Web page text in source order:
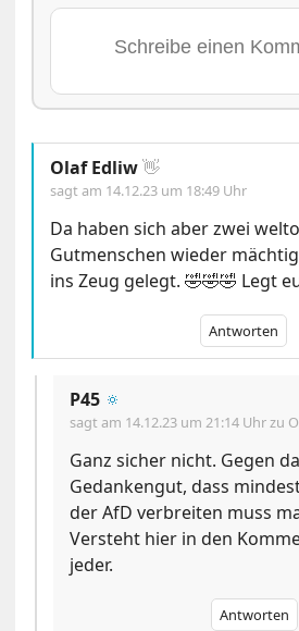
Olaf Edliw👋
sagt am 14.12.23 um 18:49 Uhr
Da haben sich aber zwei
Gutmenschen wieder mächtig
ins Zeug gelegt. 🤣🤣🤣 Legt
Antworten
P45 🔅
sagt am 14.12.23 um 21:14 Uhrzu
Ganz sicher nicht. Gegen
Gedankengut, dass
der AfD verbreiten muss
Versteht hier in den
jeder.
Antworten